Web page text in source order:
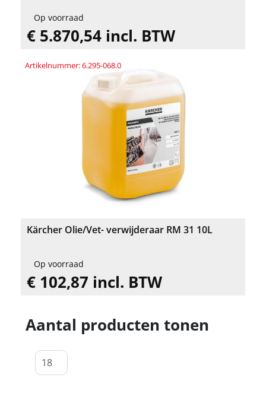
Op voorraad
€ 5.870,54 incl. BTW
Artikelnummer: 6.295-068.0
Kärcher Olie/Vet- verwijderaar RM 31 10L
Op voorraad
€ 102,87 incl. BTW
Aantal producten tonen